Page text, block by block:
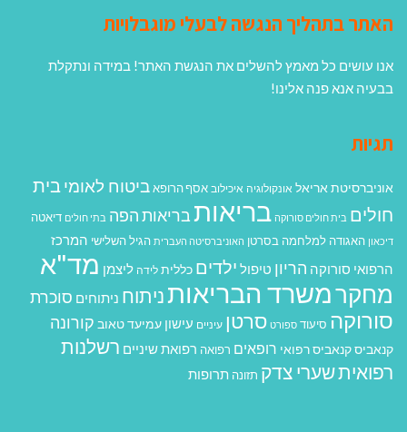
האתר בתהליך הנגשה לבעלי מוגבלויות
אנו עושים כל מאמץ להשלים את הנגשת האתר! במידה ונתקלת
בבעיה אנא פנה אלינו!
תגיות
אוניברסיטת אריאל אונקולוגיה איכילוב אסף הרופא ביטוח לאומיבית
חולים בית חולים סורוקה בריאות בריאות הפה בתי חולים דיאטה
דיכאון האגודה למלחמה בסרטן האוניברסיטה העברית הגיל השלישי המרכז
הרפואי סורוקה הריון טיפול ילדים כללית לידה ליצמן מד"א
מחקרמשרד הבריאות ניתוח ניתוחים סוכרת
סורוקה סיעוד ספורט סרטן עיניים עישון עמיעד טאוב קורונה
קנאביסקנאביס רפואי רופאים רפואה רפואת שיניים רשלנות
רפואיתשערי צדק תזונה תרופות